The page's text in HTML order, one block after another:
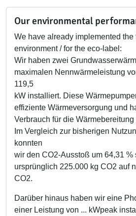
Our environmental
We have already implemented
environment / for the eco-label:
Wir haben zwei
maximalen Nennwärmeleistung
119,5
kW installiert. Diese
effiziente Wärmeversorgung und
Verbrauch für die
Im Vergleich zur bisherigen
konnten
wir den CO2-Ausstoß um 64,31 %
ursprünglich 225.000 kg CO2 auf
CO2.
Darüber hinaus haben wir eine
einer Leistung von ... kWpeak